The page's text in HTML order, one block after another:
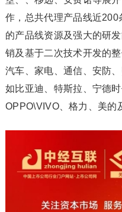
作，总共代理产品线近
的产品线资源及强大的研
销及基于二次技术开发的
汽车、家电、通信、安防
如比亚迪、特斯拉、宁德时
OPPO\VIVO、格力、美的